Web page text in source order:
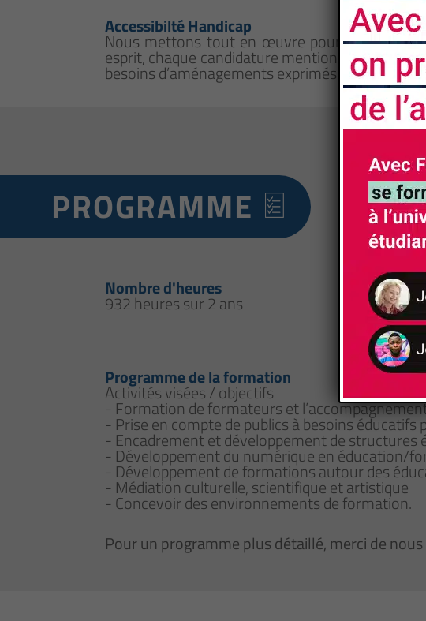
Accessibilté Handicap
Nous mettons tout en œuvre pour que nos
esprit, chaque candidature mentionnant un
besoins d’aménagements exprimés.
PROGRAMME
Nombre d'heures
932 heures sur 2 ans 1
de
Programme de la formation
Activités visées / objectifs
- Formation de formateurs et
- Prise en compte de publics à besoins éducatifs
- Encadrement et développement de structures
- Développement du numérique en éducation/
- Développement de formations autour des
- Médiation culturelle, scientifique et artistique
- Concevoir des environnements de formation.
Pour un programme plus détaillé, merci de